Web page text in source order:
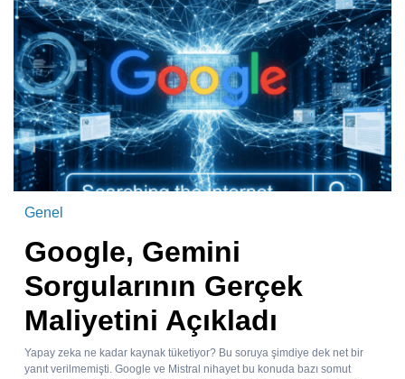
Genel
Google, Gemini
Sorgularının Gerçek
Maliyetini Açıkladı
Yapay zeka ne kadar kaynak tüketiyor? Bu soruya şimdiye dek net bir
yanıt verilmemişti. Google ve Mistral nihayet bu konuda bazı somut